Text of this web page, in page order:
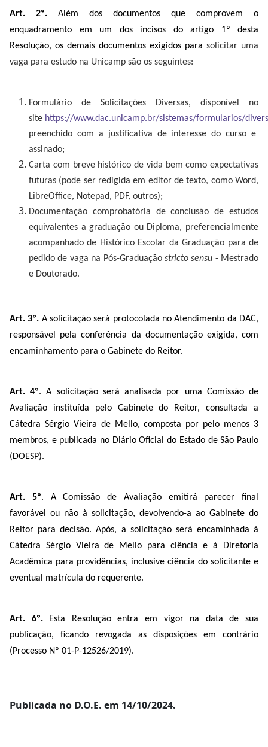
Art. 2º. Além dos documentos que comprovem o
enquadramento em um dos incisos do artigo 1º desta
Resolução, os demais documentos exigidos para solicitar uma
vaga para estudo na Unicamp são os seguintes:
Formulário de Solicitações Diversas, disponível no
site https://www.dac.unicamp.br/sistemas/formularios/
preenchido com a justificativa de interesse do curso e
assinado;
Carta com breve histórico de vida bem como expectativas
futuras (pode ser redigida em editor de texto, como Word,
LibreOffice, Notepad, PDF, outros);
Documentação comprobatória de conclusão de estudos
equivalentes a graduação ou Diploma, preferencialmente
acompanhado de Histórico Escolar da Graduação para de
pedido de vaga na Pós-Graduação stricto sensu - Mestrado
e Doutorado.
Art. 3º. A solicitação será protocolada no Atendimento da DAC,
responsável pela conferência da documentação exigida, com
encaminhamento para o Gabinete do Reitor.
Art. 4º. A solicitação será analisada por uma Comissão de
Avaliação instituída pelo Gabinete do Reitor, consultada a
Cátedra Sérgio Vieira de Mello, composta por pelo menos 3
membros, e publicada no Diário Oficial do Estado de São Paulo
(DOESP).
Art. 5º. A Comissão de Avaliação emitirá parecer final
favorável ou não à solicitação, devolvendo-a ao Gabinete do
Reitor para decisão. Após, a solicitação será encaminhada à
Cátedra Sérgio Vieira de Mello para ciência e à Diretoria
Acadêmica para providências, inclusive ciência do solicitante e
eventual matrícula do requerente.
Art. 6º.Esta Resolução entra em vigor na data de sua
publicação, ficando revogada as disposições em contrário
(Processo Nº 01-P-12526/2019).
Publicada no D.O.E. em 14/10/2024.